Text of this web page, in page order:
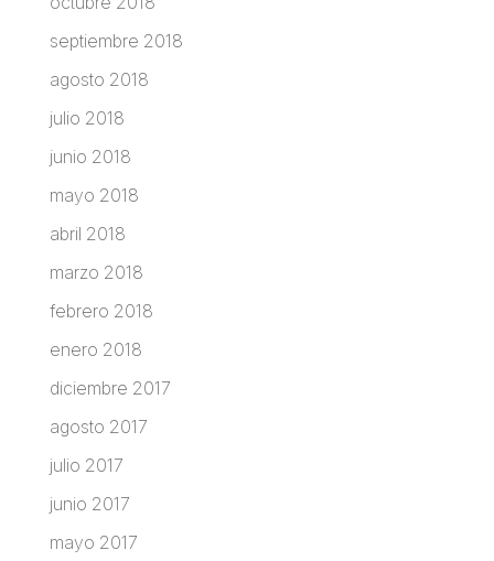
septiembre 2018
agosto 2018
julio 2018
junio 2018
mayo 2018
abril 2018
marzo 2018
febrero 2018
enero 2018
diciembre 2017
agosto 2017
julio 2017
junio 2017
mayo 2017